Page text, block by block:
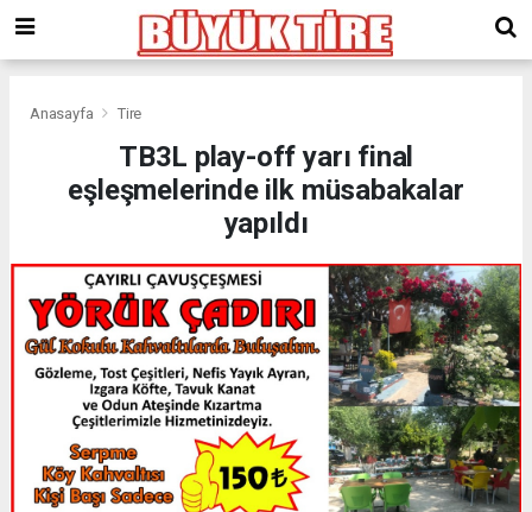
giriş
kingroyal
Anasayfa Tire
TB3L play-off yarı final
eşleşmelerinde ilk müsabakalar
yapıldı